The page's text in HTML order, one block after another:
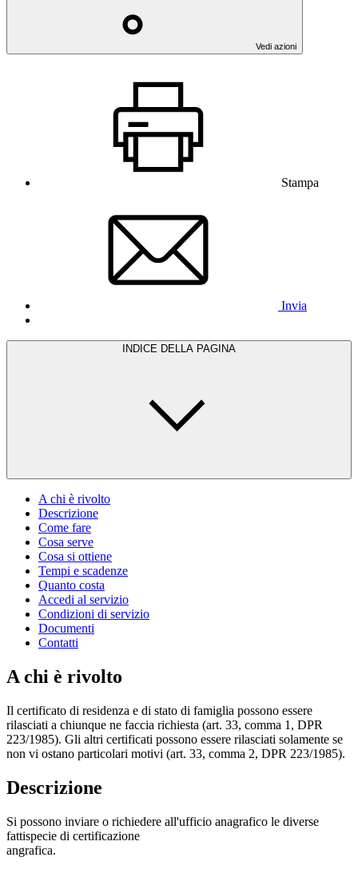
Vedi azioni
Stampa
Invia
INDICE DELLA PAGINA
A chi è rivolto
Descrizione
Come fare
Cosa serve
Cosa si ottiene
Tempi e scadenze
Quanto costa
Accedi al servizio
Condizioni di servizio
Documenti
Contatti
A chi è rivolto
Il certificato di residenza e di stato di famiglia possono essere
rilasciati a chiunque ne faccia richiesta (art. 33, comma 1, DPR
223/1985). Gli altri certificati possono essere rilasciati solamente se
non vi ostano particolari motivi (art. 33, comma 2, DPR 223/1985).
Descrizione
Si possono inviare o richiedere all'ufficio anagrafico le diverse
fattispecie di certificazione